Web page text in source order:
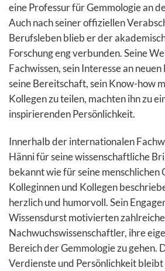
eine Professur für Gemmologie an
Auch nach seiner offiziellen
Berufsleben blieb er der
Forschung eng verbunden. Seine
Fachwissen, sein Interesse an
seine Bereitschaft, sein Know-how
Kollegen zu teilen, machten ihn zu
inspirierenden Persönlichkeit.
Innerhalb der internationalen
Hänni für seine wissenschaftliche
bekannt wie für seine menschlichen
Kolleginnen und Kollegen
herzlich und humorvoll. Sein
Wissensdurst motivierten zahlreiche
Nachwuchswissenschaftler, ihre
Bereich der Gemmologie zu gehen.
Verdienste und Persönlichkeit